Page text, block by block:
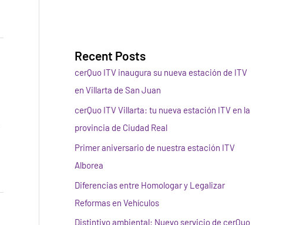
Recent Posts
cerQuo ITV inaugura su nueva estación de ITV
en Villarta de San Juan
cerQuo ITV Villarta: tu nueva estación ITV en la
provincia de Ciudad Real
Primer aniversario de nuestra estación ITV
Alborea
Diferencias entre Homologar y Legalizar
Reformas en Vehículos
Distintivo ambiental: Nuevo servicio de cerQuo